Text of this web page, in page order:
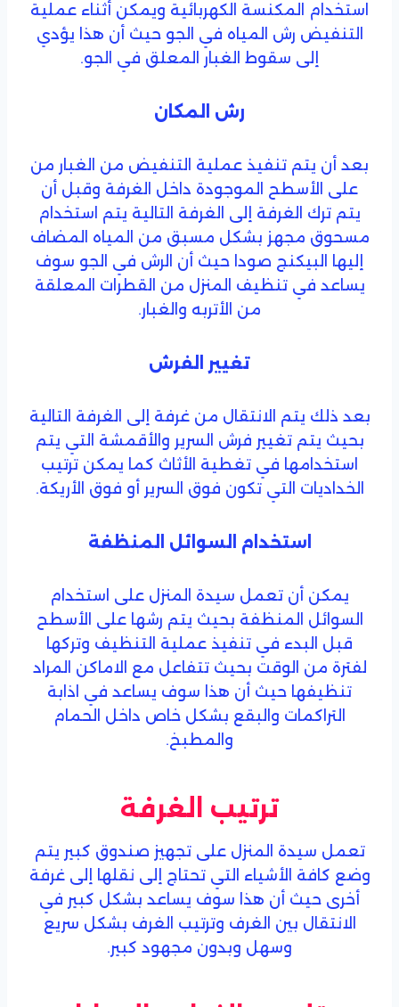
استخدام المكنسة الكهربائية ويمكن أثناء عملية
التنفيض رش المياه في الجو حيث أن هذا يؤدي
إلى سقوط الغبار المعلق في الجو.
رش المكان
بعد أن يتم تنفيذ عملية التنفيض من الغبار من
على الأسطح الموجودة داخل الغرفة وقبل أن
يتم ترك الغرفة إلى الغرفة التالية يتم استخدام
مسحوق مجهز بشكل مسبق من المياه المضاف
إليها البيكنج صودا حيث أن الرش في الجو سوف
يساعد في تنظيف المنزل من القطرات المعلقة
من الأتربه والغبار.
تغيير الفرش
بعد ذلك يتم الانتقال من غرفة إلى الغرفة التالية
بحيث يتم تغيير فرش السرير والأقمشة التي يتم
استخدامها في تغطية الأثاث كما يمكن ترتيب
الخداديات التي تكون فوق السرير أو فوق الأريكة.
استخدام السوائل المنظفة
يمكن أن تعمل سيدة المنزل على استخدام
السوائل المنظفة بحيث يتم رشها على الأسطح
قبل البدء في تنفيذ عملية التنظيف وتركها
لفترة من الوقت بحيث تتفاعل مع الاماكن المراد
تنظيفها حيث أن هذا سوف يساعد في اذابة
التراكمات والبقع بشكل خاص داخل الحمام
والمطبخ.
ترتيب الغرفة
تعمل سيدة المنزل على تجهيز صندوق كبير يتم
وضع كافة الأشياء التي تحتاج إلى نقلها إلى غرفة
أخرى حيث أن هذا سوف يساعد بشكل كبير في
الانتقال بين الغرف وترتيب الغرف بشكل سريع
وسهل وبدون مجهود كبير.